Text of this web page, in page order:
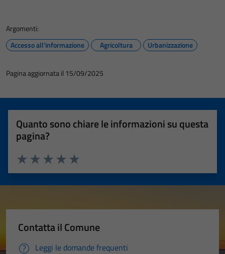
Argomenti:
Accesso all'informazione
Agricoltura Urbanizzazione
Pagina aggiornata il 15/09/2025
Quanto sono chiare le informazioni su questa
pagina?
Valuta 5 stelle su 5
Valuta 4 stelle su 5
Valuta 3 stelle su 5
Valuta 2 stelle su 5
Valuta 1 stelle su 5
Contatta il Comune
Leggi le domande frequenti